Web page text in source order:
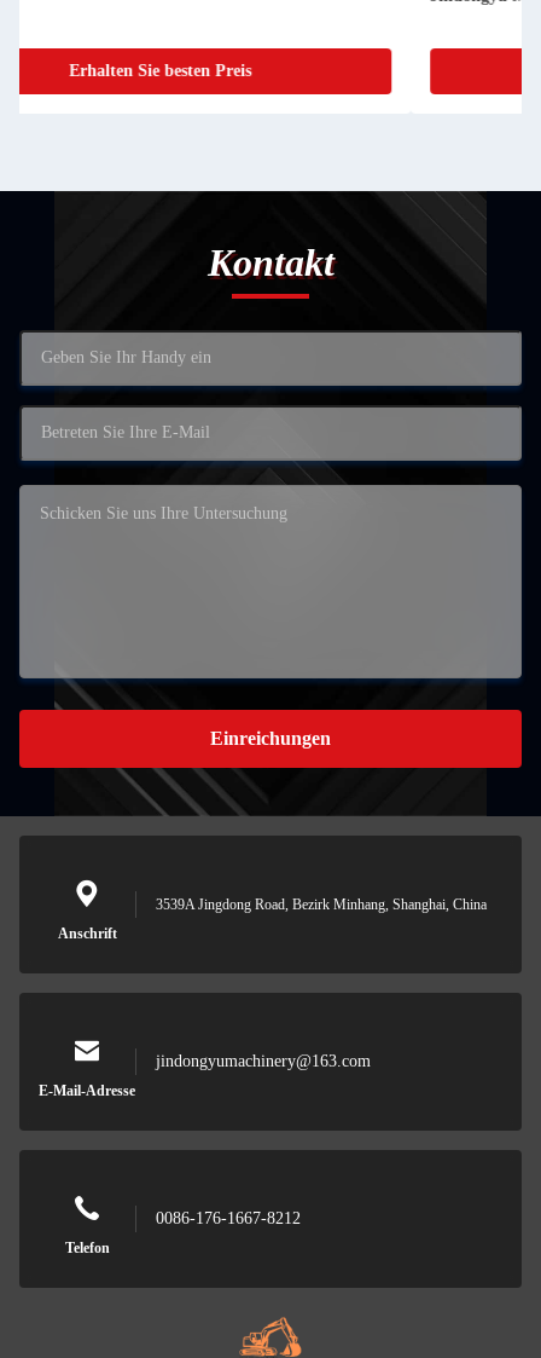
Erhalten Sie besten Preis
Kontakt
Einreichungen
Anschrift
3539A Jingdong Road, Bezirk Minhang, Shanghai, China
E-Mail-Adresse
jindongyumachinery@163.com
Telefon
0086-176-1667-8212